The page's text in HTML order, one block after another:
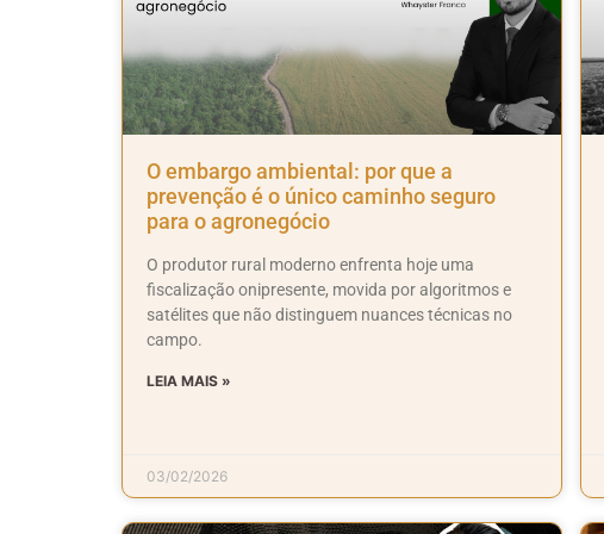
O embargo ambiental: por que a
prevenção é o único caminho seguro
para o agronegócio
O produtor rural moderno enfrenta hoje uma
fiscalização onipresente, movida por algoritmos e
satélites que não distinguem nuances técnicas no
campo.
LEIA MAIS »
03/02/2026